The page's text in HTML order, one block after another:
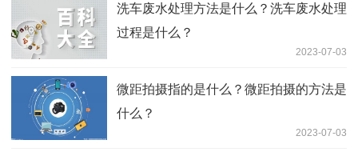
洗车废水处理方法是什么？洗车废水处理
过程是什么？
2023-07-03
微距拍摄指的是什么？微距拍摄的方法是
什么？
2023-07-03